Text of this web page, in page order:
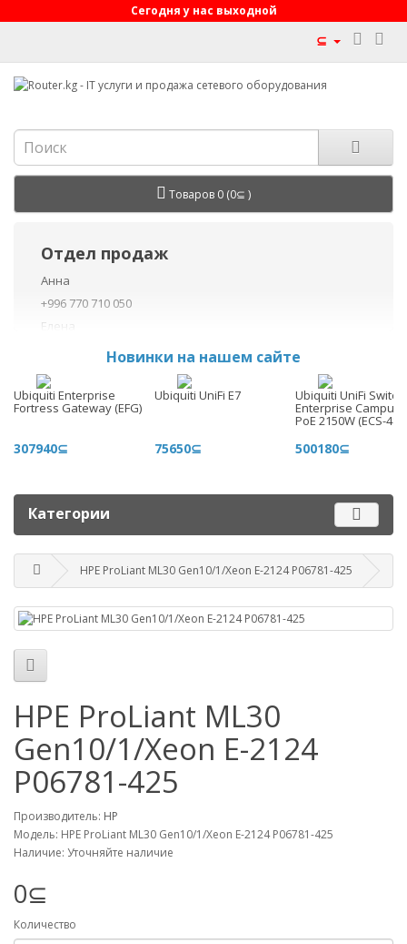
Сегодня у нас выходной
⊆
Товаров 0 (0⊆ )
Наш адрес
г. Бишкек, ул. Матросова, 47
Отдел продаж
Анна
+996 770 710 050
Елена
+996 770 710 040
+996 755 710 050
Данил
+996 775 710 060
Новинки на нашем сайте
Ubiquiti Enterprise
Fortress Gateway (EFG)
307940⊆
Ubiquiti UniFi E7
75650⊆
Ubiquiti UniFi Switch
Enterprise Campus
PoE 2150W (ECS-48-
500180⊆
Категории
HPE ProLiant ML30 Gen10/1/Xeon E-2124 P06781-425
HPE ProLiant ML30
Gen10/1/Xeon E-2124
P06781-425
Производитель: HP
Модель: HPE ProLiant ML30 Gen10/1/Xeon E-2124 P06781-425
Наличие: Уточняйте наличие
0⊆
Количество